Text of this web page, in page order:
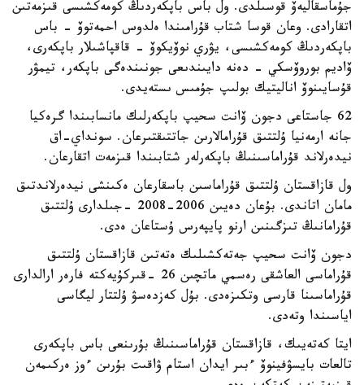
جۇماسقاليەۆ قوسىلدى. ول باس باپكەردىڭ كومەكشىسى قىزمەتىن
اتقارادى. وعان قوسا شتاب قۇرامىندا ەلدوس احمەتوۆ - باس
باپكەردىڭ كومەكشىسى، يۋري نوۆيكوۆ - قاقپاشىلار باپكەرى،
ۆاديم بوروۆسكي - دەنە دايىندىعى جونىندەگى باپكەر، تيمۋر
قۇسايىنوۆ اناليتيك بولىپ جۇمىس ىستەيدى.
62 جاستاعى دجون ۆانت سحيپ باپكەرلىك مانسابىندا گرەكيا
جانە ارمەنيا ۇلتتىق قۇرامالارىن جاتتىقتىرعان. سونداي-اق
نيدەرلاند قۇراماسىنىڭ باپكەرلەر شتابىندا قىزمەت اتقارعان.
ول قازاقستان ۇلتتىق قۇراماسىن باسقارعان ەكىنشى نيدەرلاندتىق
مامان اتاندى. بۇعان دەيىن 2006-2008 -جىلدارى ۇلتتىق
قۇرامانىڭ تىزگىنىن ارنو پايپەرس ۇستاعان ەدى.
دجون ۆانت سحيپ جەتەكشىلىك ەتەتىن قازاقستان ۇلتتىق
قۇراماسى العاشقى رەسمي ماتچىن 26 -قىركۇيەكتە فارەر ارالدارى
قۇراماسىنا قارسى وتكىزەدى. بۇل كەزدەسۋ ۇلتتار ليگاسى
اياسىندا وتەدى.
ايتا كەتەيىك، قازاقستان قۇراماسىنىڭ بۇرىنعى باس باپكەرى
تالعات بايسۋفينوۆ ءبىر ايدان استام ۋاقىت بۇرىن ءوز ەركىمەن